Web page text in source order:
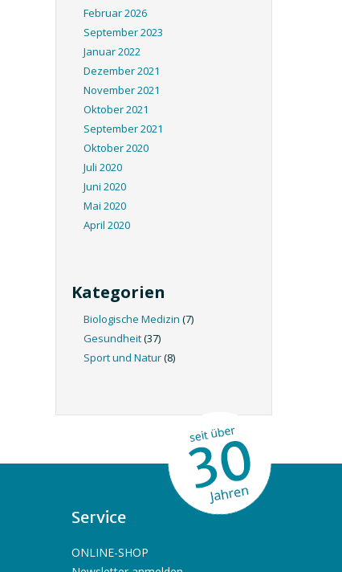
Februar 2026
September 2023
Januar 2022
Dezember 2021
November 2021
Oktober 2021
September 2021
Oktober 2020
Juli 2020
Juni 2020
Mai 2020
April 2020
Kategorien
Biologische Medizin (7)
Gesundheit(37)
Sport und Natur(8)
Service
ONLINE-SHOP